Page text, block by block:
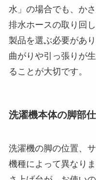
水」の場合でも、か
排水ホースの取り回
製品を選ぶ必要があ
曲がりや引っ張りが
ることが大切です。
洗濯機本体の脚部
洗濯機の脚の位置、
機種によって異なり